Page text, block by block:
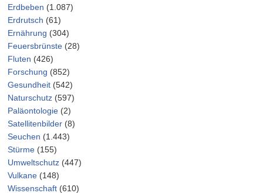
Erdbeben (1.087)
Erdrutsch (61)
Ernährung (304)
Feuersbrünste (28)
Fluten (426)
Forschung (852)
Gesundheit (542)
Naturschutz (597)
Paläontologie (2)
Satellitenbilder (8)
Seuchen (1.443)
Stürme (155)
Umweltschutz (447)
Vulkane (148)
Wissenschaft (610)